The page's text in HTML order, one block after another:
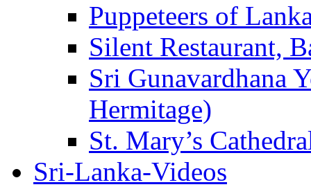
Puppeteers of
Silent Restaurant,
Sri Gunavardhana
Hermitage)
St. Mary’s
Sri-Lanka-Videos